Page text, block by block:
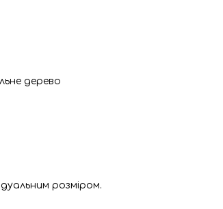
дерево
розміром.